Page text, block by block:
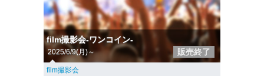
film撮影会-ワンコイン-
2025/6/9(月)～ 販売終了
film撮影会